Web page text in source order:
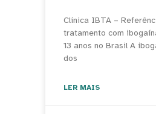
Clínica IBTA –
tratamento com
13 anos no Brasil A
dos
LER MAIS